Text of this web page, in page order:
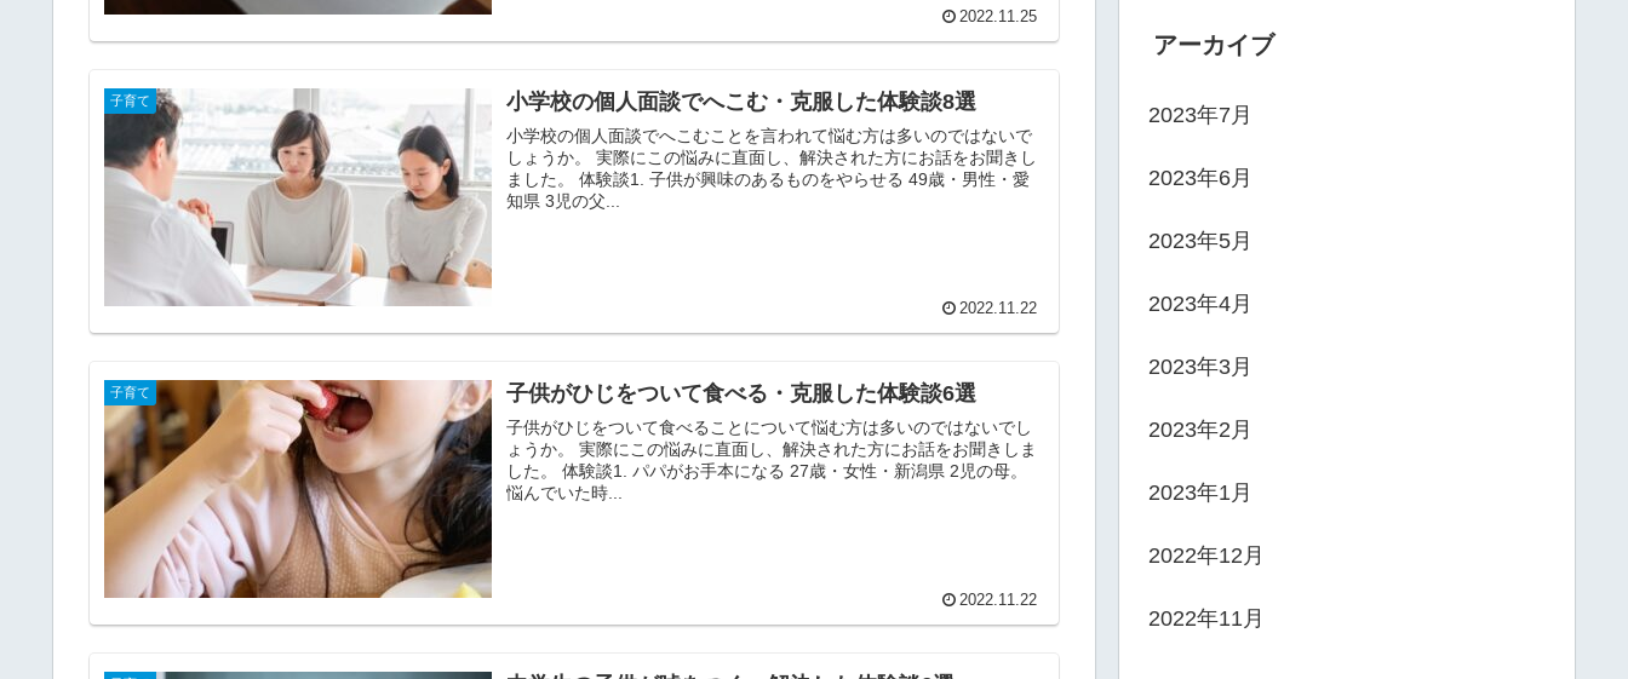
2022.11.25
子育て 小学校の個人面談でへこむ・克服した体験談8選
小学校の個人面談でへこむことを言われて悩む方は多いのではないで
しょうか。 実際にこの悩みに直面し、解決された方にお話をお聞きし
ました。 体験談1. 子供が興味のあるものをやらせる 49歳・男性・愛
知県 3児の父...
2022.11.22
子育て 子供がひじをついて食べる・克服した体験談6選
子供がひじをついて食べることについて悩む方は多いのではないでし
ょうか。 実際にこの悩みに直面し、解決された方にお話をお聞きしま
した。 体験談1. パパがお手本になる 27歳・女性・新潟県 2児の母。
悩んでいた時...
2022.11.22
アーカイブ
2023年7月
2023年6月
2023年5月
2023年4月
2023年3月
2023年2月
2023年1月
2022年12月
2022年11月